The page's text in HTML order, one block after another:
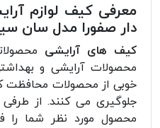
معرفی کیف لوازم
دار صفورا مدل سان
کیف های آرایشی
محصولات آرایشی و
خوبی از محصولات محافظت
جلوگیری می کنند. از
محصول مورد نظر شما را